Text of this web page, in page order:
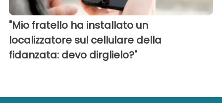
"Mio fratello ha installato un
localizzatore sul cellulare della
fidanzata: devo dirglielo?"